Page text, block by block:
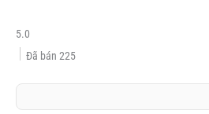
5.0
Đã bán 225